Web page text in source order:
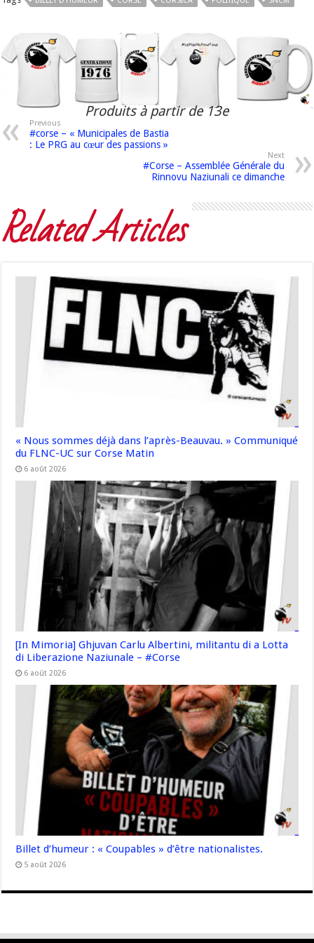
Produits à partir de 13e
Previous
#corse – « Municipales de Bastia
: Le PRG au cœur des passions »
Next
#Corse – Assemblée Générale du
Rinnovu Naziunali ce dimanche
Related Articles
« Nous sommes déjà dans l’après-Beauvau. » Communiqué
du FLNC-UC sur Corse Matin
6 août 2026
[In Mimoria] Ghjuvan Carlu Albertini, militantu di a Lotta
di Liberazione Naziunale – #Corse
6 août 2026
Billet d’humeur : « Coupables » d’être nationalistes.
5 août 2026